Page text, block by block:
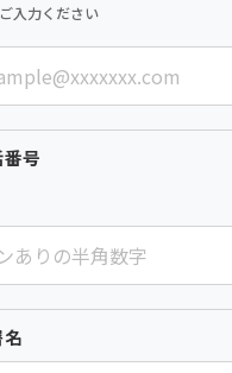
入力ください
号